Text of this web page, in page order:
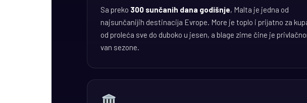
Sa preko 300 sunčanih dana godišnje, Malta je jedna od
najsunčanijih destinacija Evrope. More je toplo i prijatno za
od proleća sve do duboko u jesen, a blage zime čine je
van sezone.